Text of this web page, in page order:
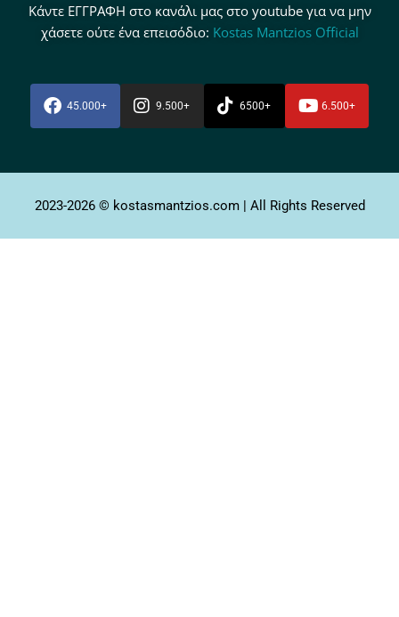
Κάντε ΕΓΓΡΑΦΗ στο κανάλι μας στο youtube για να μην
χάσετε ούτε ένα επεισόδιο: Kostas Mantzios Official
45.000+ 9.500+ 6500+ 6.500+
2023-2026 © kostasmantzios.com | All Rights Reserved